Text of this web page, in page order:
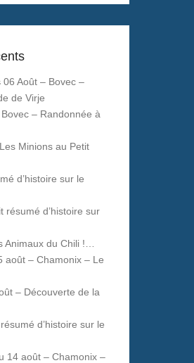
06 Août – Bovec –
de Virje
– Randonnée à
Les Minions au Petit
d’histoire sur le
résumé d’histoire sur
Animaux du Chili !…
août – Chamonix – Le
– Découverte de la
d’histoire sur le
14 août – Chamonix –